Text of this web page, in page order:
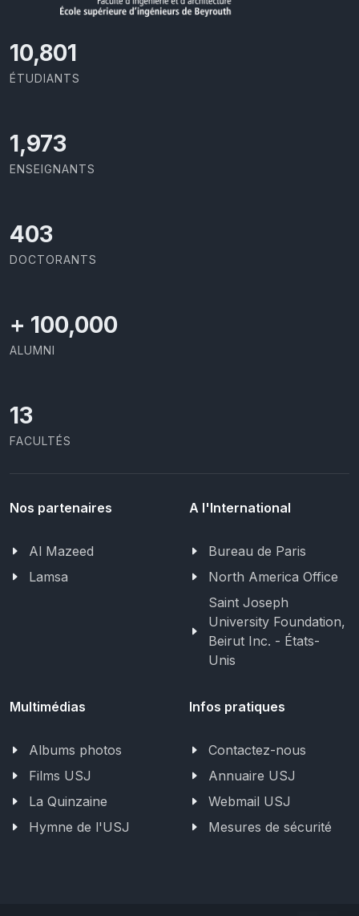
11,418
ÉTUDIANTS
2,086
ENSEIGNANTS
426
DOCTORANTS
+ 100,000
ALUMNI
13
FACULTÉS
Nos partenaires
Al Mazeed
Lamsa
A l'International
Bureau de Paris
North America Office
Saint Joseph
University Foundation,
Beirut Inc. - États-
Unis
Multimédias
Albums photos
Films USJ
La Quinzaine
Hymne de l'USJ
Infos pratiques
Contactez-nous
Annuaire USJ
Webmail USJ
Mesures de sécurité